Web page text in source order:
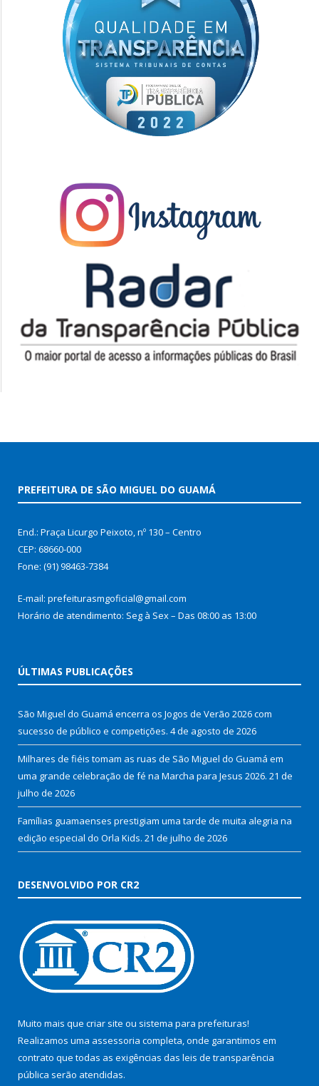
PREFEITURA DE SÃO MIGUEL DO GUAMÁ
End.: Praça Licurgo Peixoto, nº 130 – Centro
CEP: 68660-000
Fone: (91) 98463-7384
E-mail: prefeiturasmgoficial@gmail.com
Horário de atendimento: Seg à Sex – Das 08:00 as 13:00
ÚLTIMAS PUBLICAÇÕES
São Miguel do Guamá encerra os Jogos de Verão 2026 com
sucesso de público e competições. 4 de agosto de 2026
Milhares de fiéis tomam as ruas de São Miguel do Guamá em
uma grande celebração de fé na Marcha para Jesus 2026. 21 de
julho de 2026
Famílias guamaenses prestigiam uma tarde de muita alegria na
edição especial do Orla Kids. 21 de julho de 2026
DESENVOLVIDO POR CR2
Muito mais que criar site ou sistema para prefeituras!
Realizamos uma assessoria completa, onde garantimos em
contrato que todas as exigências das leis de transparência
pública serão atendidas.